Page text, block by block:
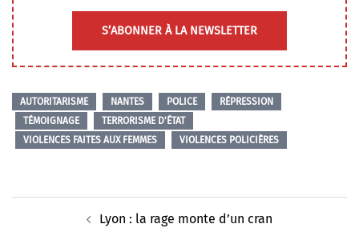
S’ABONNER À LA NEWSLETTER
AUTORITARISME NANTES POLICE
RÉPRESSION
TÉMOIGNAGE
TERRORISME D'ÉTAT
VIOLENCES FAITES AUX FEMMES
VIOLENCES POLICIÈRES
Lyon : la rage monte d’un cran